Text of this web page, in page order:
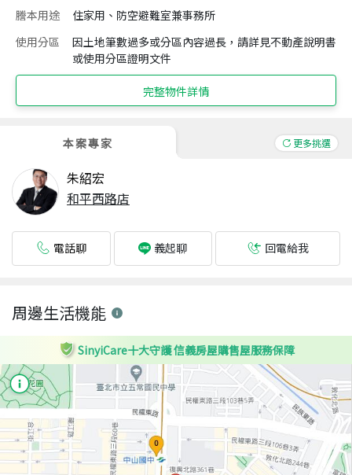
謄本用途
住家用、防空避難室兼事務所
使用分區
因土地筆數過多或分區內容過長，請詳見不動產說明書
或使用分區證明文件
完整物件詳情
本案專家 更多挑選
朱紹宏
和平西路店
電話聊 義起聊 回電給我
周邊生活機能
SinyiCare十大守護 信義房屋購售屋服務保障